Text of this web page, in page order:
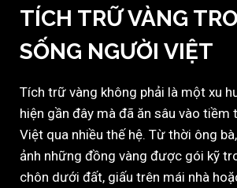
TÍCH TRỮ VÀNG
SỐNG NGƯỜI VIỆT
Tích trữ vàng không phải là một xu
hiện gần đây mà đã ăn sâu vào
Việt qua nhiều thế hệ. Từ thời ông
ảnh những đồng vàng được gói kỹ
chôn dưới đất, giấu trên mái nhà